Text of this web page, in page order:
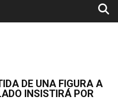
DE UNA FIGURA A
INSISTIRÁ POR